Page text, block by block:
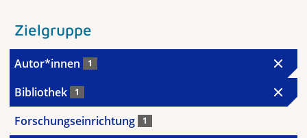
Zielgruppe
Autor*innen 1
Bibliothek 1
Forschungseinrichtung 1